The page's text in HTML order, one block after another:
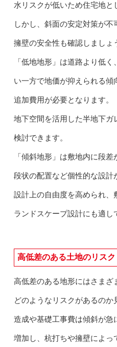
水リスクが低いため住宅地と
しかし、斜面の安定対策が
擁壁の安全性も確認しましょ
「低地地形」は道路より低
い一方で地価が抑えられる傾
追加費用が必要となります。
地下空間を活用した半地下ガ
検討できます。
「傾斜地形」は敷地内に段
段状の配置など個性的な設計
設計上の自由度を高められ、
ランドスケープ設計にも適し
高低差のある土地のリスク
高低差のある地形にはさまざ
どのようなリスクがあるのか
造成や基礎工事費は傾斜が急
増加し、杭打ちや擁壁によっ